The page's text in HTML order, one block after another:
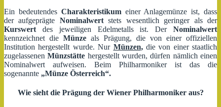
Ein bedeutendes Charakteristikumeiner Anlagemünze ist, dass
der aufgeprägte Nominalwertstets wesentlich geringer als der
Kurswert des jeweiligen Edelmetalls ist. Der Nominalwert
kennzeichnet die Münze als Prägung, die von einer offiziellen
Institution hergestellt wurde. Nur Münzen,die von einer staatlich
zugelassenenMünzstätte hergestellt wurden, dürfen nämlich einen
Nominalwert aufweisen. Beim Philharmoniker ist das die
sogenannte „Münze Österreich“.
Wie sieht die Prägung der Wiener Philharmoniker aus?